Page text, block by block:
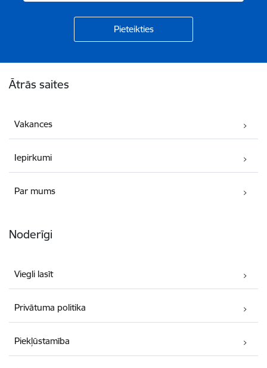
Ātrās saites
Vakances
Iepirkumi
Par mums
Noderīgi
Viegli lasīt
Privātuma politika
Piekļūstamība